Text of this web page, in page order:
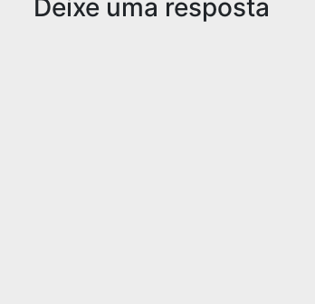
Deixe uma resposta